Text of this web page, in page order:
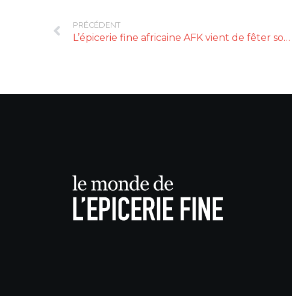
PRÉCÉDENT
L’épicerie fine africaine AFK vient de fêter son premier anniversaire !